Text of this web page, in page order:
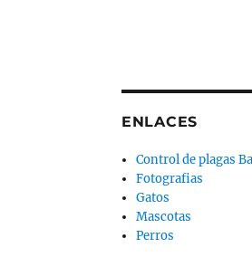
ENLACES
Control de plagas
Fotografias
Gatos
Mascotas
Perros